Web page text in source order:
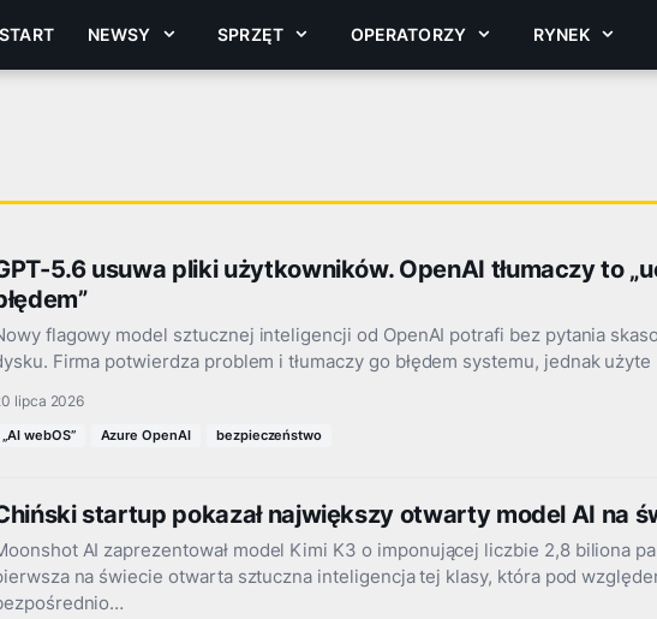
START NEWSY SPRZĘT OPERATORZY RYNEK
5.6 usuwa pliki użytkowników. OpenAI tłumaczy to
flagowy model sztucznej inteligencji od OpenAI potrafi bez pytania
Firma potwierdza problem i tłumaczy go błędem systemu, jednak
lipca 2026
„AI webOS” Azure OpenAI bezpieczeństwo
startup pokazał największy otwarty model AI na
AI zaprezentował model Kimi K3 o imponującej liczbie 2,8 biliona
na świecie otwarta sztuczna inteligencja tej klasy, która pod